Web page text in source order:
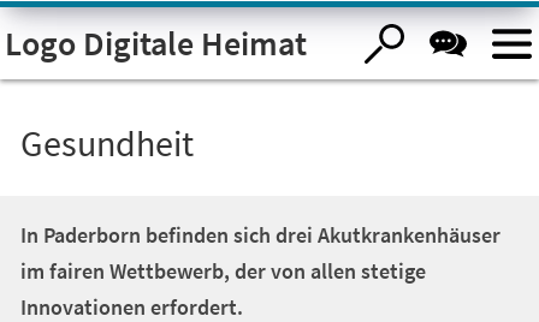
Visuelle
Assistenzsoftware
öffnen.
Logo Digitale Heimat
Gesundheit
In Paderborn befinden sich drei Akutkrankenhäuser
im fairen Wettbewerb, der von allen stetige
Innovationen erfordert.